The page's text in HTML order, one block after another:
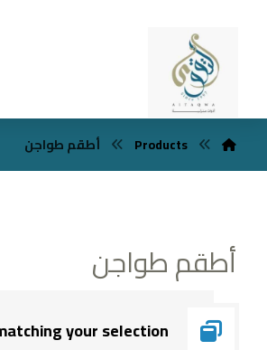
Products أطقم طواجن
أطقم طواجن
your selection.